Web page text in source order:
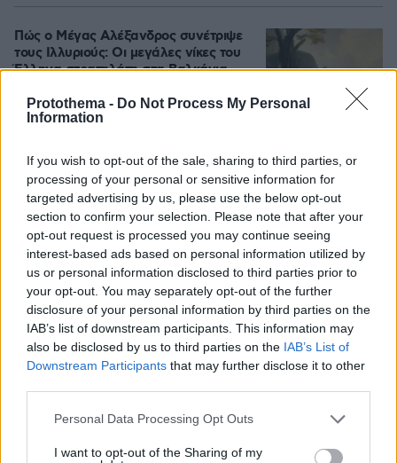
Protothema - Do Not Process My Personal
Information
If you wish to opt-out of the sale, sharing to third parties, or
processing of your personal or sensitive information for
targeted advertising by us, please use the below opt-out
section to confirm your selection. Please note that after your
opt-out request is processed you may continue seeing
interest-based ads based on personal information utilized by
us or personal information disclosed to third parties prior to
your opt-out. You may separately opt-out of the further
disclosure of your personal information by third parties on the
IAB’s list of downstream participants. This information may
also be disclosed by us to third parties on the IAB’s List of
Downstream Participants that may further disclose it to other
Please note that this website/app uses one or more Google
not limited to your visit or usage behaviour. You may click to
Personal Data Processing Opt Outs
I want to opt-out of the Sharing of my
Πώς ο Μέγας Αλέξανδρος συνέτριψε
τους Ιλλυριούς: Οι μεγάλες νίκες του
Έλληνα στρατηλάτη στα Βαλκάνια
09.08.2026, 18:54 92
Από τη Μόρια στην Κυψέλη: Η
σκοτεινή διαδρομή ενός εγκλήματος -
Ο ασυνόδευτος ανήλικος, η πυγμαχία
και η μοιραία συνάντηση με την άτυχη
Σκωτσέζα
09.08.2026, 19:25
Σκέρτσος: «Στατιστική παγίδα» το ότι 7
στους 10 έχουν καταθέσεις κάτω από
1.000 ευρώ, τι δείχνουν τα στοιχεία